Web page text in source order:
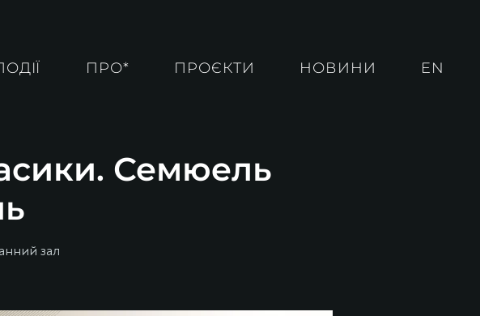
ПРО* ПРОЄКТИ НОВИНИ EN
Семюель
зал